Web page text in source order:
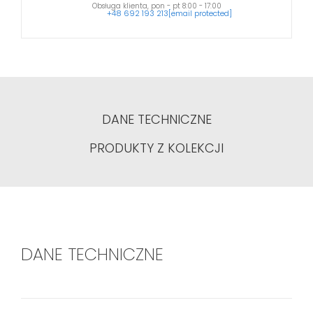
Obsługa klienta, pon - pt 8:00 - 17:00
+48 692 193 213[email protected]
DANE TECHNICZNE
PRODUKTY Z KOLEKCJI
DANE TECHNICZNE